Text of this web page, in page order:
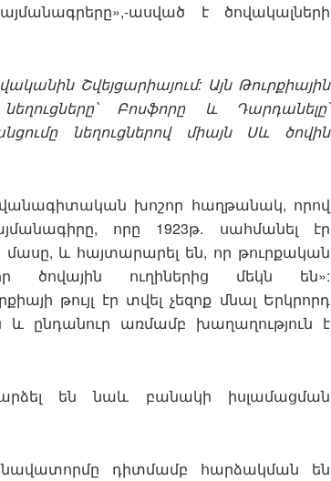
ասված է ծովակալների
Շվեյցարիայում: Այն Թուրքիային
Բոսֆորը և Դարդանելը՝
նեղուցներով միայն Սև ծովին
խոշոր հաղթանակ, որով
որը 1923թ. սահմանել էր
և հայտարարել են, որ թուրքական
ծովային ուղիներից մեկն են»:
թույլ էր տվել չեզոք մնալ Երկրորդ
ընդանուր առմամբ խաղաղություն է
են նաև բանակի իսլամացման
նավատորմը դիտմամբ հարձակման են